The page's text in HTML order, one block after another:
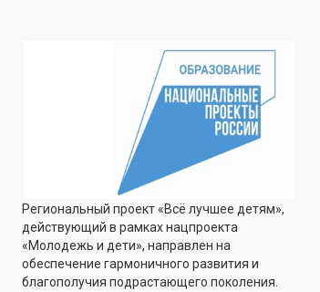
Региональный проект «Всё лучшее детям»,
действующий в рамках нацпроекта
«Молодежь и дети», направлен на
обеспечение гармоничного развития и
благополучия подрастающего поколения.